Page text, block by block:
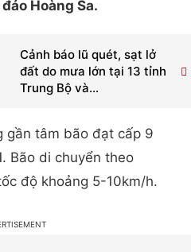
Hoàng Sa.
Cảnh báo lũ quét, sạt lở
đất do mưa lớn tại 13 tỉnh
Trung Bộ và...
gần tâm bão đạt cấp 9
Bão di chuyển theo
độ khoảng 5-10km/h.